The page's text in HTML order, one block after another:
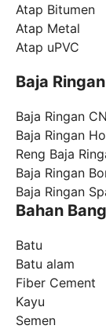
Atap Bitumen
Atap Metal
Atap uPVC
Baja Ringan
Baja Ringan
Baja Ringan
Reng Baja
Baja Ringan
Baja Ringan
Bahan
Batu
Batu alam
Fiber Cement
Kayu
Semen